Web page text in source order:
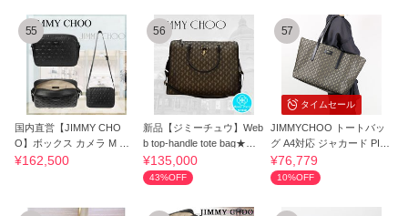
55
国内直営【JIMMY CHO
O】ボックス カメラ M ク
ロスボディバッグ
¥162,500
56
新品【ジミーチュウ】Web
b top-handle tote bag★ユ
ニセックス
¥135,000
43%OFF
タイムセール
57
JIMMYCHOO トートバッ
グ A4対応 ジャカード PIM
LICO/S RAU
¥76,779
10%OFF